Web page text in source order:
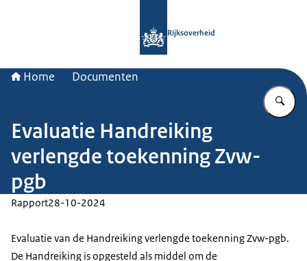
Rijksoverheid
Home Documenten
Evaluatie Handreiking
verlengde toekenning Zvw-
pgb
Rapport28-10-2024
Evaluatie van de Handreiking verlengde toekenning Zvw-pgb.
De Handreiking is opgesteld als middel om de